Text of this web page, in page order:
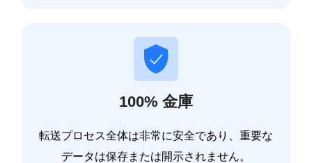
100% 金庫
転送プロセス全体は非常に安全であり、重要な
データは保存または開示されません。